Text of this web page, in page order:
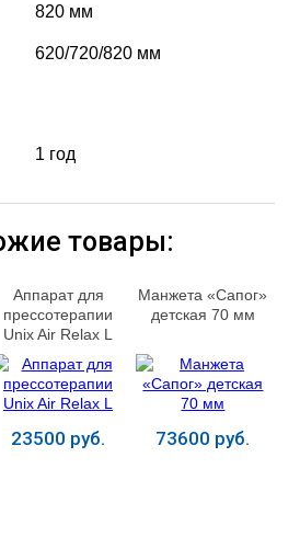
820 мм
620/720/820 мм
1 год
товары:
Аппарат для
прессотерапии
Unix Air Relax L
23500 руб.
Манжета «Сапог»
детская 70 мм
73600 руб.